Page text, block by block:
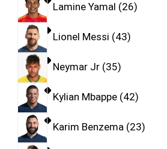
Lamine Yamal 26
Lionel Messi 43
Neymar Jr 35
Kylian Mbappe 42
Karim Benzema 23